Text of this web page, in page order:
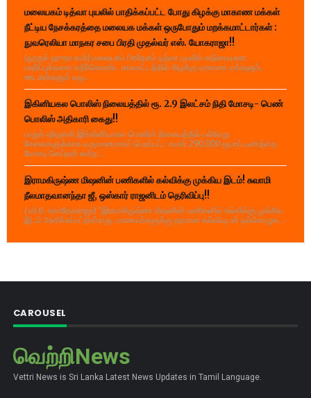
மலையகம் டித்வா புயலில் பாதிக்கப்பட்ட போது கிழக்கு மாகாண மக்கள்
நீட்டிய நேசக்கரத்தை மலையக மக்கள் ஒருபோதும் மறக்கமாட்டார்கள் :
நுவரெலியா மாநகர சபை பிரதி முதல்வர் எஸ். யோகராஜா!!
(நூருல் ஹுதா உமர்) மலையகப் பிரதேசம் டித்வா புயலில் கடுமையான
பாதிப்புக்களை எதிர்கொண்ட காலகட்டத்தில் கிழக்கு மாகாண மக்களும்,
ஊடகங்களும் வழ...
இகினியகல பொலிஸ் நிலையத்தில் ரூ. 2.9 இலட்சம் நிதி மோசடி- பெண்
பொலிஸ் அதிகாரி கைது!!
பாறுக் ஷிஹான் இங்கினியாகல பொலிஸ் நிலையத்தில் பல்வேறு
சேவைகளுக்காக வருமானமாகப் பெறப்பட்ட சுமார் 290,000 ரூபாய் பணத்தை
மோசடி செய்தார் என்ற...
இராமகிருஷ்ண மிஷனின் பணிகளில் கல்விக்கு முக்கிய இடம்! சுவாமி
நீலமாதவானந்தா ஜீ, ஒஸ்கார் ராஜனிடம் தெரிவிப்பு!!
( வி.ரி. சகாதேவராஜா) "இராமகிருஷ்ண மிஷனின் பணிகளில் கல்விக்கு முக்கிய
இடம் அளிக்கப்பட்டுள்ளது. மாணவர்களுக்கு தரமான கல்வியுடன் நல்லொழுக...
CAROUSEL
வெற்றிNews
Vettri News is Sri Lanka Latest News Updates in Tamil Language.